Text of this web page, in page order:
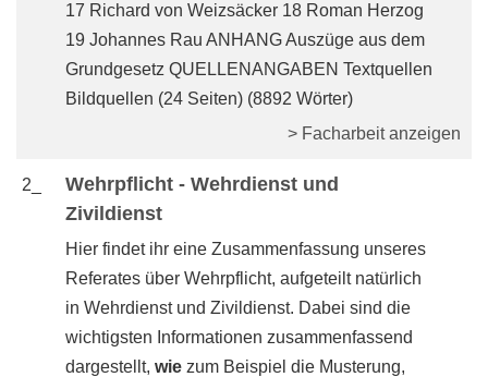
17 Richard von Weizsäcker 18 Roman Herzog
19 Johannes Rau ANHANG Auszüge aus dem
Grundgesetz QUELLENANGABEN Textquellen
Bildquellen (24 Seiten) (8892 Wörter)
> Facharbeit anzeigen
2_
Wehrpflicht - Wehrdienst und
Zivildienst
Hier findet ihr eine Zusammenfassung unseres
Referates über Wehrpflicht, aufgeteilt natürlich
in Wehrdienst und Zivildienst. Dabei sind die
wichtigsten Informationen zusammenfassend
dargestellt, wie zum Beispiel die Musterung,